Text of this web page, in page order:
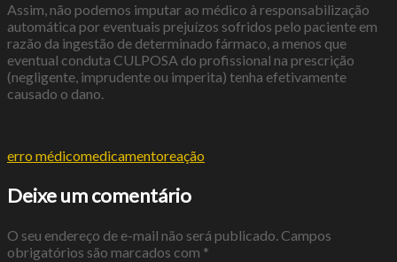
Assim, não podemos imputar ao médico à responsabilização
automática por eventuais prejuízos sofridos pelo paciente em
razão da ingestão de determinado fármaco, a menos que
eventual conduta CULPOSA do profissional na prescrição
(negligente, imprudente ou imperita) tenha efetivamente
causado o dano.
erro médicomedicamentoreação
Deixe um comentário
O seu endereço de e-mail não será publicado. Campos
obrigatórios são marcados com *